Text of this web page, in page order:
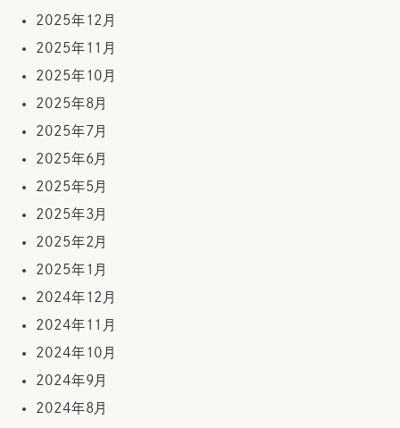
2025年12月
2025年11月
2025年10月
2025年8月
2025年7月
2025年6月
2025年5月
2025年3月
2025年2月
2025年1月
2024年12月
2024年11月
2024年10月
2024年9月
2024年8月